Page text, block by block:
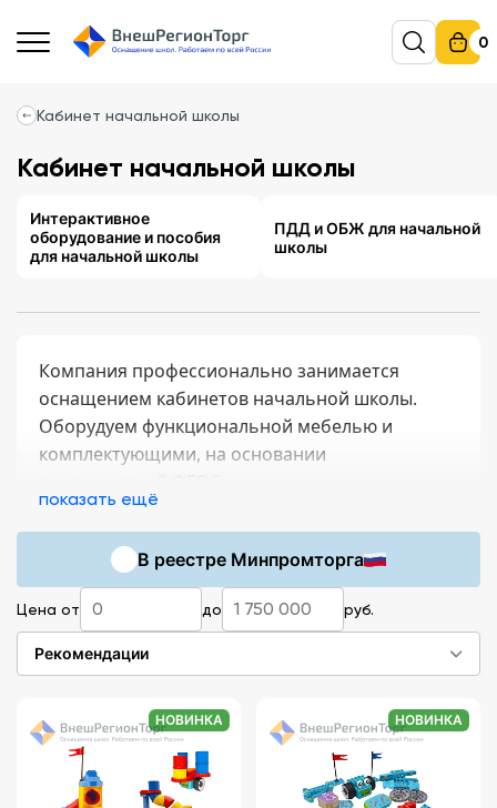
0
Кабинет начальной школы
Кабинет начальной школы
Интерактивное
оборудование и пособия
для начальной школы
ПДД и ОБЖ для начальной
школы
Компания профессионально занимается
оснащением кабинетов начальной школы.
Оборудуем функциональной мебелью и
комплектующими, на основании
показать ещё
В реестре Минпромторга
Цена от до руб.
Рекомендации
НОВИНКА НОВИНКА